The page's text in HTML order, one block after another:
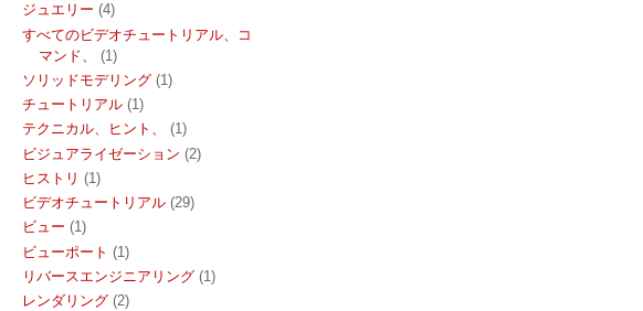
ジュエリー (4)
すべてのビデオチュートリアル、コ
マンド、
(1)
ソリッドモデリング (1)
チュートリアル (1)
テクニカル、ヒント、
(1)
ビジュアライゼーション (2)
ヒストリ (1)
ビデオチュートリアル (29)
ビュー (1)
ビューポート (1)
リバースエンジニアリング (1)
レンダリング (2)